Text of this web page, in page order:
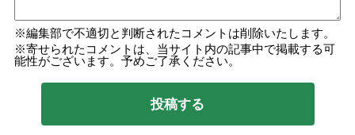
編集部で不適切と判断されたコメントは削除いたします。
寄せられたコメントは、当サイト内の記事中で掲載する可
能性がございます。予めご了承ください。